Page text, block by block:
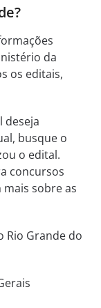
da
os editais,
deseja
busque o
o edital.
concursos
mais sobre as
Rio Grande do